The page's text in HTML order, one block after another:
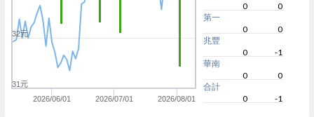
2026/06/01 2026/07/01 2026/08/01
31元
32元
0
0
第一
0
0
兆豐
0
-1
華南
0
0
合計
0
-1